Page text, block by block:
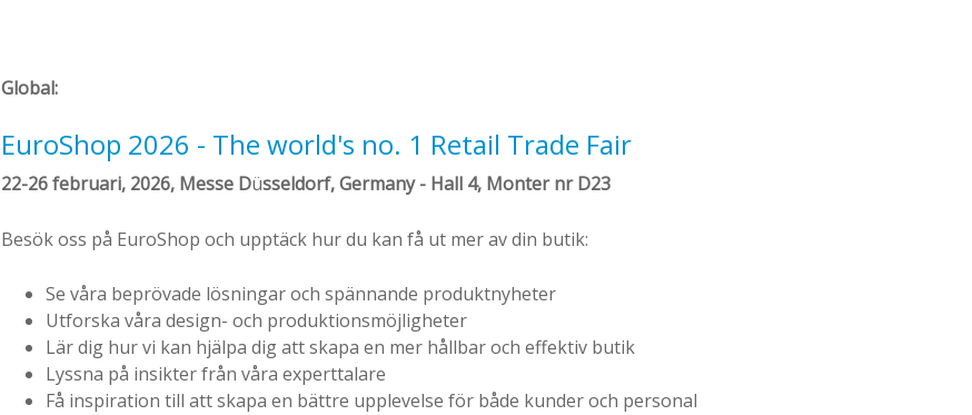
Global:
EuroShop 2026 - The world's no. 1 Retail Trade Fair
22-26 februari, 2026, Messe Düsseldorf, Germany - Hall 4, Monter nr D23
Besök oss på EuroShop och upptäck hur du kan få ut mer av din butik:
Se våra beprövade lösningar och spännande produktnyheter
Utforska våra design- och produktionsmöjligheter
Lär dig hur vi kan hjälpa dig att skapa en mer hållbar och effektiv butik
Lyssna på insikter från våra experttalare
Få inspiration till att skapa en bättre upplevelse för både kunder och personal